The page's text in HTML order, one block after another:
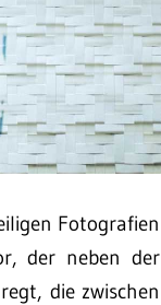
Fotografien
der neben der
die zwischen